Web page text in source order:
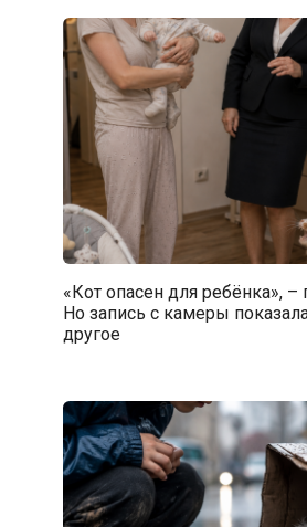
«Кот опасен для ребёнка», –
Но запись с камеры
другое